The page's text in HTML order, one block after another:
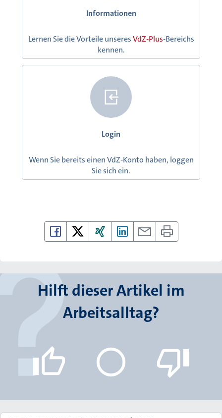
Informationen
Lernen Sie die Vorteile unseresVdZ-Plus-Bereichs
kennen.
Login
Wenn Sie bereits einen VdZ-Konto haben, loggen
Sie sich ein.
Hilft dieser Artikel im
Arbeitsalltag?